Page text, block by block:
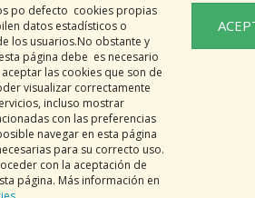
po defecto cookies propias
datos estadísticos o
los usuarios.No obstante y
página debe es necesario
las cookies que son de
visualizar correctamente
incluso mostrar
con las preferencias
navegar en esta página
para su correcto uso.
con la aceptación de
página. Más información en